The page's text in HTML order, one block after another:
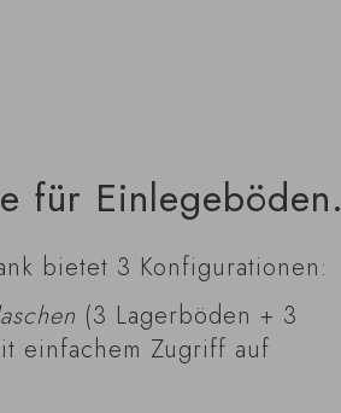
für Einlegeböden.
bietet 3 Konfigurationen:
(3 Lagerböden + 3
einfachem Zugriff auf